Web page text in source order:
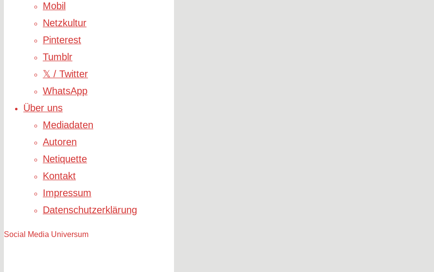
Mobil
Netzkultur
Pinterest
Tumblr
𝕏 / Twitter
WhatsApp
Über uns
Mediadaten
Autoren
Netiquette
Kontakt
Impressum
Datenschutzerklärung
Social Media Universum